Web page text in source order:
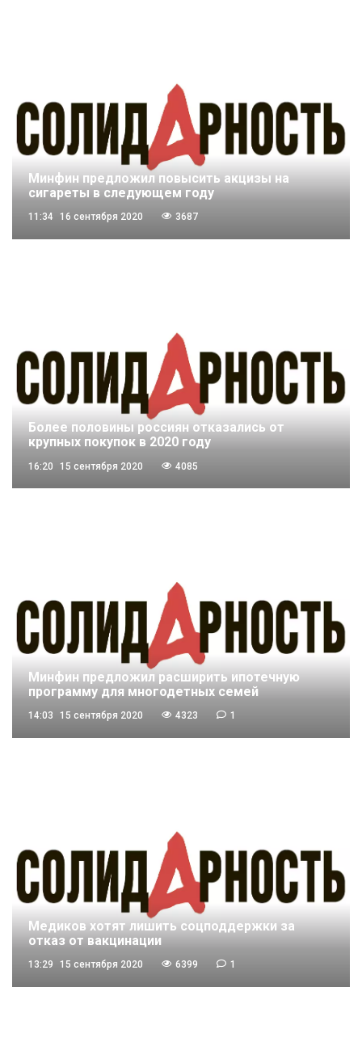
Минфин предложил повысить акцизы на
сигареты в следующем году
11:34 16 сентября 2020 3687
Более половины россиян отказались от
крупных покупок в 2020 году
16:20 15 сентября 2020 4085
Минфин предложил расширить ипотечную
программу для многодетных семей
14:03 15 сентября 2020 4323 1
Медиков хотят лишить соцподдержки за
отказ от вакцинации
13:29 15 сентября 2020 6399 1